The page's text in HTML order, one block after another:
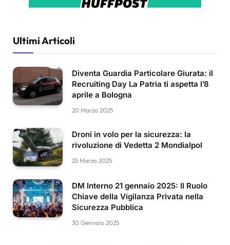
Ultimi Articoli
Diventa Guardia Particolare Giurata: il
Recruiting Day La Patria ti aspetta l’8
aprile a Bologna
20 Marzo 2025
Droni in volo per la sicurezza: la
rivoluzione di Vedetta 2 Mondialpol
25 Marzo 2025
DM Interno 21 gennaio 2025: Il Ruolo
Chiave della Vigilanza Privata nella
Sicurezza Pubblica
30 Gennaio 2025